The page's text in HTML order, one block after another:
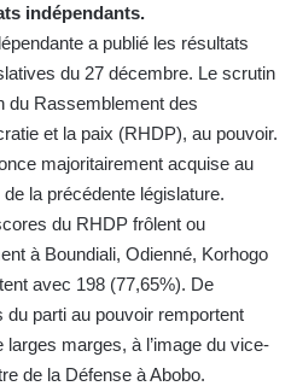
indépendants.
a publié les résultats
du 27 décembre. Le scrutin
du Rassemblement des
et la paix (RHDP), au pouvoir.
majoritairement acquise au
la précédente législature.
du RHDP frôlent ou
à Boundiali, Odienné, Korhogo
avec 198 (77,65%). De
parti au pouvoir remportent
marges, à l’image du vice-
de la Défense à Abobo.